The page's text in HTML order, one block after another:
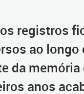
registros
ao longo
da memória
anos